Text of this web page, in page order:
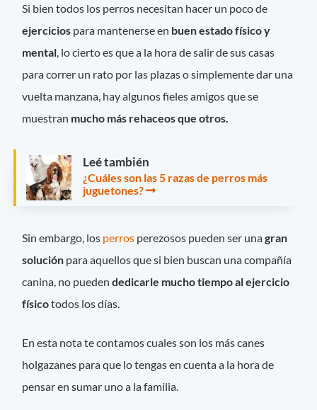
Si bien todos los perros necesitan hacer un poco de
ejercicios para mantenerse en buen estado físico y
mental , lo cierto es que a la hora de salir de sus casas
para correr un rato por las plazas o simplemente dar una
vuelta manzana, hay algunos fieles amigos que se
muestran mucho más rehaceos que otros.
Leé también
¿Cuáles son las 5 razas de perros más
juguetones?
Sin embargo, los perros perezosos pueden ser unagran
solución para aquellos que si bien buscan una compañía
canina, no puedendedicarle mucho tiempo al ejercicio
físicotodos los días.
En esta nota te contamos cuales son los más canes
holgazanes para que lo tengas en cuenta a la hora de
pensar en sumar uno a la familia.